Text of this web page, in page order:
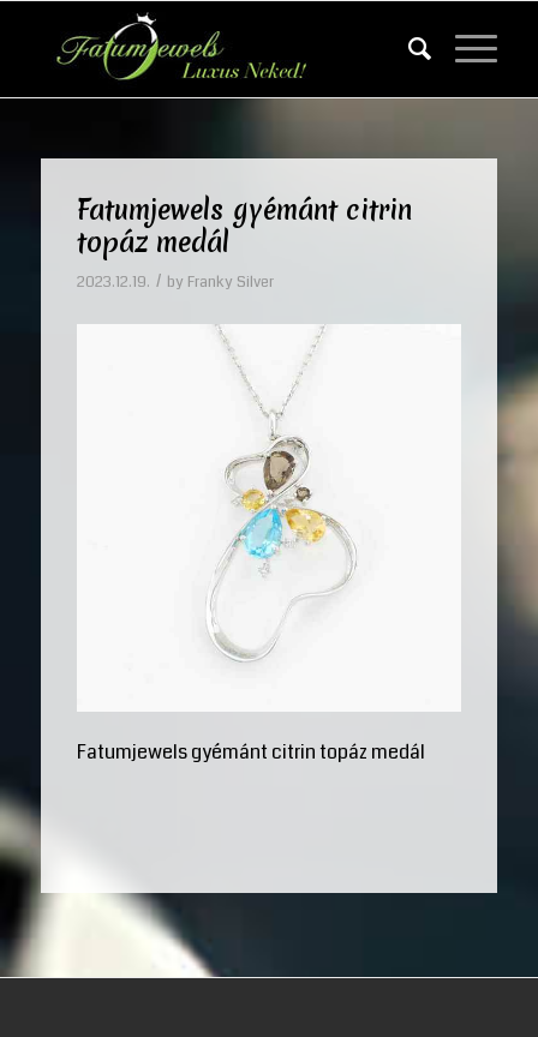
Fatumjewels gyémánt citrin
topáz medál
2023.12.19. / by Franky Silver
Fatumjewels gyémánt citrin topáz medál